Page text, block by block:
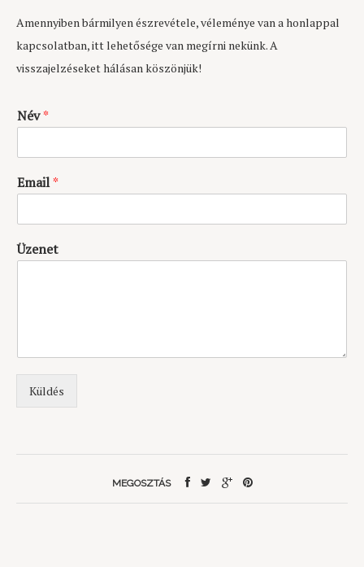
Amennyiben bármilyen észrevétele, véleménye van a honlappal
kapcsolatban, itt lehetősége van megírni nekünk. A
visszajelzéseket hálásan köszönjük!
Név*
Email*
Üzenet
Küldés
MEGOSZTÁS